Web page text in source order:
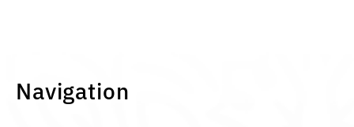
Navigation